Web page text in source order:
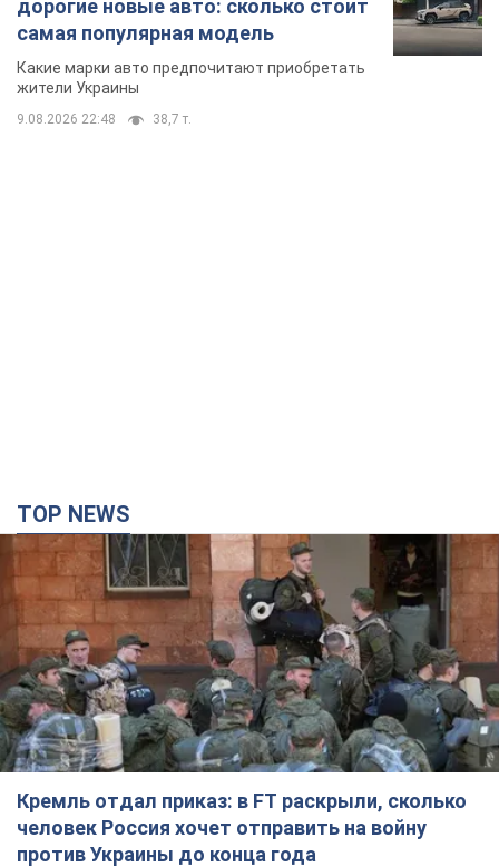
дорогие новые авто: сколько стоит
самая популярная модель
Какие марки авто предпочитают приобретать
жители Украины
9.08.2026 22:48 38,7 т.
TOP NEWS
Кремль отдал приказ: в FT раскрыли, сколько
человек Россия хочет отправить на войну
против Украины до конца года